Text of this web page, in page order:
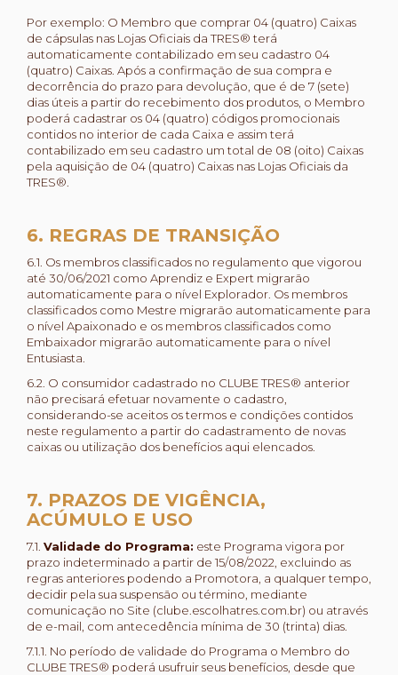
Por exemplo: O Membro que comprar 04 (quatro) Caixas
de cápsulas nas Lojas Oficiais da TRES® terá
automaticamente contabilizado em seu cadastro 04
(quatro) Caixas. Após a confirmação de sua compra e
decorrência do prazo para devolução, que é de 7 (sete)
dias úteis a partir do recebimento dos produtos, o Membro
poderá cadastrar os 04 (quatro) códigos promocionais
contidos no interior de cada Caixa e assim terá
contabilizado em seu cadastro um total de 08 (oito) Caixas
pela aquisição de 04 (quatro) Caixas nas Lojas Oficiais da
TRES®.
6. REGRAS DE TRANSIÇÃO
6.1. Os membros classificados no regulamento que vigorou
até 30/06/2021 como Aprendiz e Expert migrarão
automaticamente para o nível Explorador. Os membros
classificados como Mestre migrarão automaticamente para
o nível Apaixonado e os membros classificados como
Embaixador migrarão automaticamente para o nível
Entusiasta.
6.2. O consumidor cadastrado no CLUBE TRES® anterior
não precisará efetuar novamente o cadastro,
considerando-se aceitos os termos e condições contidos
neste regulamento a partir do cadastramento de novas
caixas ou utilização dos benefícios aqui elencados.
7. PRAZOS DE VIGÊNCIA,
ACÚMULO E USO
7.1. Validade do Programa: este Programa vigora por
prazo indeterminado a partir de 15/08/2022, excluindo as
regras anteriores podendo a Promotora, a qualquer tempo,
decidir pela sua suspensão ou término, mediante
comunicação no Site (clube.escolhatres.com.br) ou através
de e-mail, com antecedência mínima de 30 (trinta) dias.
7.1.1. No período de validade do Programa o Membro do
CLUBE TRES® poderá usufruir seus benefícios, desde que